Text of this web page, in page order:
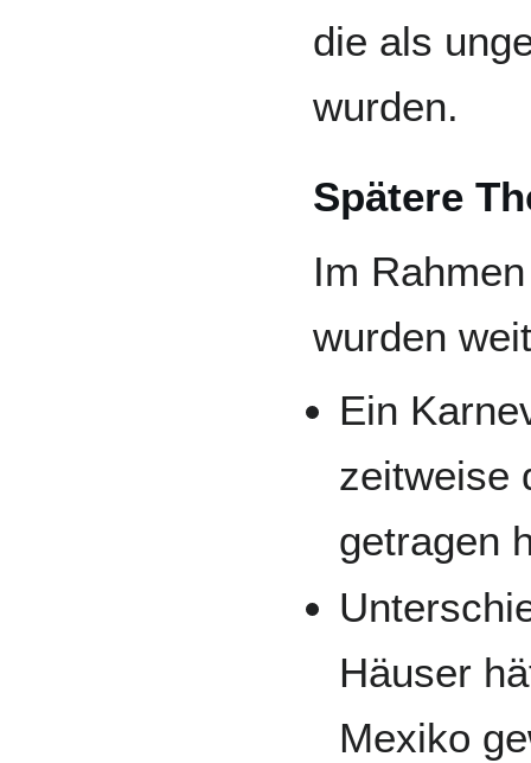
die als
wurden.
Spätere
Im
wurden
Ein
zeitweise
getragen
Häuser
Mexiko